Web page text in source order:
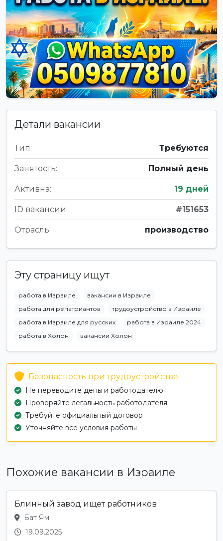
Детали вакансии
Тип: Требуются
Занятость: Полный день
Активна: 19 дней
ID вакансии: #151653
Отрасль: производство
Эту страницу ищут
работа в Израиле
вакансии в Израиле
работа для репатриантов
трудоустройство в Израиле
работа в Израиле для русских
работа в Израиле 2024
работа в Холон
вакансии Холон
Безопасность при трудоустройстве
Не переводите деньги работодателю
Проверяйте легальность работодателя
Требуйте официальный договор
Уточняйте все условия работы
Похожие вакансии в Израиле
Блинный завод ищет работников
Бат Ям
19.09.2025